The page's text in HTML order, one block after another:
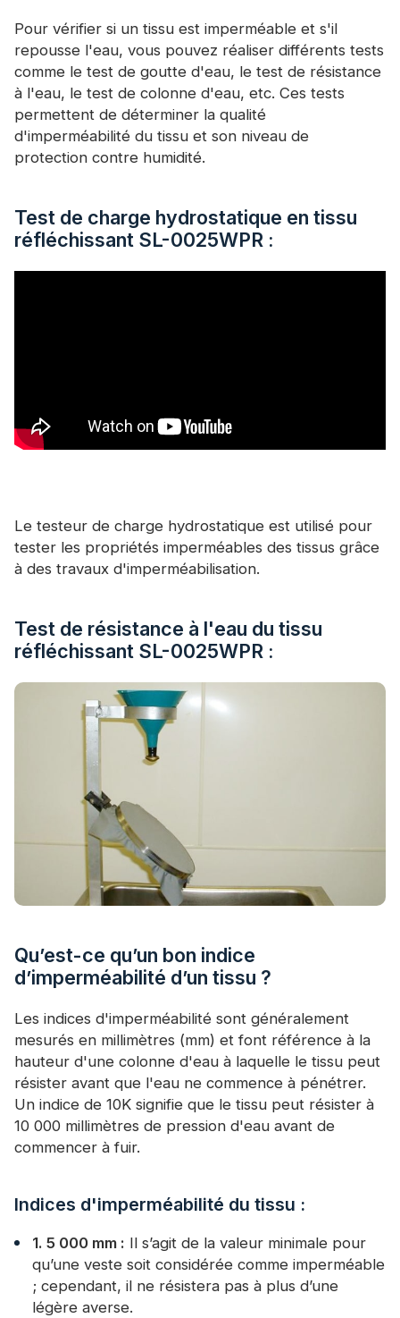
Pour vérifier si un tissu est imperméable et s'il
repousse l'eau, vous pouvez réaliser différents tests
comme le test de goutte d'eau, le test de résistance
à l'eau, le test de colonne d'eau, etc. Ces tests
permettent de déterminer la qualité
d'imperméabilité du tissu et son niveau de
protection contre humidité.
Test de charge hydrostatique en tissu
réfléchissant SL-0025WPR :
Le testeur de charge hydrostatique est utilisé pour
tester les propriétés imperméables des tissus grâce
à des travaux d'imperméabilisation.
Test de résistance à l'eau du tissu
réfléchissant SL-0025WPR :
Qu’est-ce qu’un bon indice
d’imperméabilité d’un tissu ?
Les indices d'imperméabilité sont généralement
mesurés en millimètres (mm) et font référence à la
hauteur d'une colonne d'eau à laquelle le tissu peut
résister avant que l'eau ne commence à pénétrer.
Un indice de 10K signifie que le tissu peut résister à
10 000 millimètres de pression d'eau avant de
commencer à fuir.
Indices d'imperméabilité du tissu :
1. 5 000 mm : Il s’agit de la valeur minimale pour
qu’une veste soit considérée comme imperméable
; cependant, il ne résistera pas à plus d’une
légère averse.